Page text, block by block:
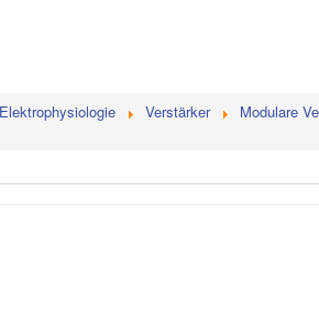
Verstärker
Modulare